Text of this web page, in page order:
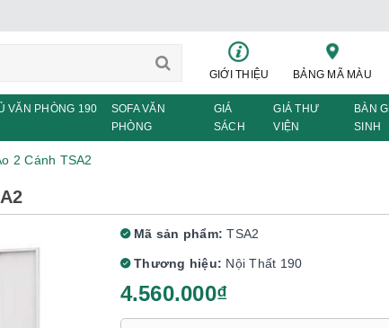
GIỚI THIỆU BẢNG MÃ MÀU
VĂN PHÒNG 190
SOFA VĂN
PHÒNG
GIÁ
SÁCH
GIÁ THƯ
VIỆN
BÀN
SINH
2 Cánh TSA2
Mã sản phẩm: TSA2
Thương hiệu: Nội Thất 190
4.560.000₫